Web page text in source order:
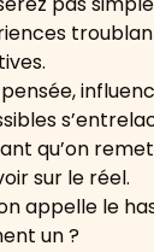
qu’on
sur le réel.
appelle le
un ?